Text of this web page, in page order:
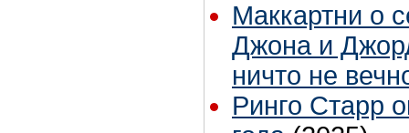
Маккартни о
Джона и
ничто не
Ринго Старр